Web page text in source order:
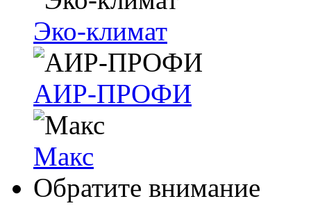
Эко-климат
АИР-ПРОФИ
Макс
Обратите внимание